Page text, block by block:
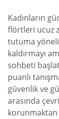
Kadınların
flörtleri ucuz
tutuma
kaldırmayı
sohbeti
puanlı
güvenlik ve
arasında
korunmaktan